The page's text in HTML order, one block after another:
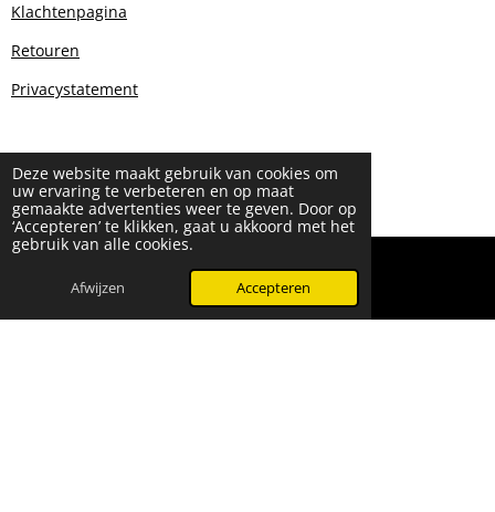
Deze website maakt gebruik van cookies om
uw ervaring te verbeteren en op maat
gemaakte advertenties weer te geven. Door op
‘Accepteren’ te klikken, gaat u akkoord met het
gebruik van alle cookies.
Afwijzen Accepteren
Klachtenpagina
Retouren
Privacystatement
© 2024 - 2026 Beauty & More by Robyn
WhatsApp